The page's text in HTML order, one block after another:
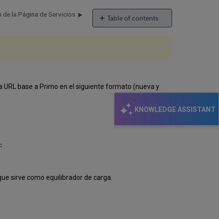
KNOWLEDGE ASSISTANT
Table of contents
No
de la Página de Servicios
base a Primo en el siguiente formato (nueva y
sirve como equilibrador de carga.